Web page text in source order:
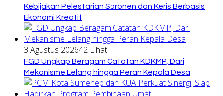
Kebijakan Pelestarian Saronen dan Keris Berbasis
Ekonomi Kreatif
3 Agustus 202642 Lihat
FGD Ungkap Beragam Catatan KDKMP, Dari
Mekanisme Lelang hingga Peran Kepala Desa